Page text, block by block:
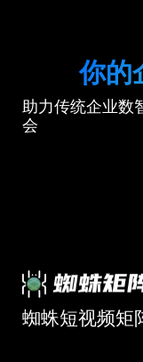
你的
助力传统企业数
会
蜘蛛短视频矩